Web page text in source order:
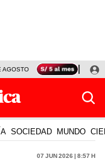
AGOSTO TINKA RESULTADOS
SOCIEDAD MUNDO
07 Jun 2026 | 8:57 h